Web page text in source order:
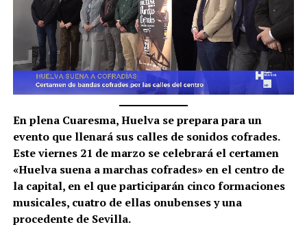
En plena Cuaresma, Huelva se prepara para un
evento que llenará sus calles de sonidos cofrades.
Este viernes 21 de marzo se celebrará el certamen
«Huelva suena a marchas cofrades» en el centro de
la capital, en el que participarán cinco formaciones
musicales, cuatro de ellas onubenses y una
procedente de Sevilla.